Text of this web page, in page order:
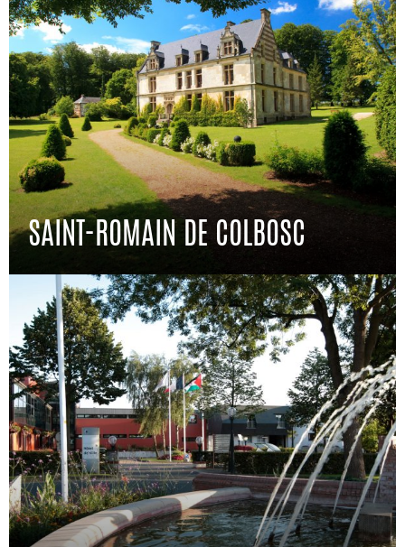
SAINT-ROMAIN DE COLBOSC